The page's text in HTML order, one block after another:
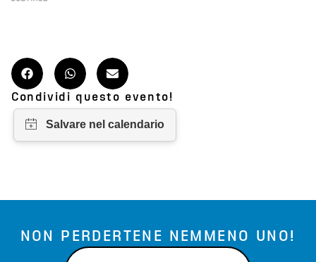
Condividi questo evento!
NON PERDERTENE NEMMENO UNO!